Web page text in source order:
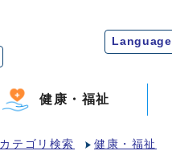
Language
健康・福祉
カテゴリ検索 健康・福祉